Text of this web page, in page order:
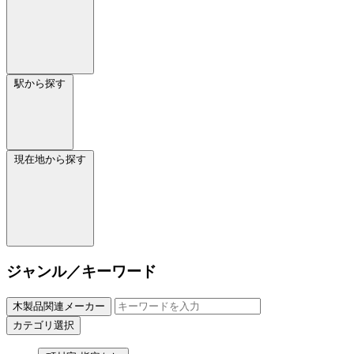
駅から探す
現在地から探す
ジャンル／キーワード
木製品関連メーカー
カテゴリ選択